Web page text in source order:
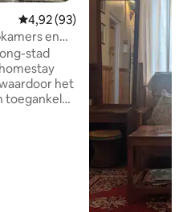
Gemiddelde beoordeling van
4,92 (93)
en
stad
het